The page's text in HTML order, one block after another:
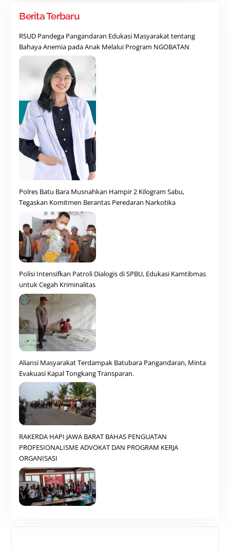
Berita Terbaru
RSUD Pandega Pangandaran Edukasi Masyarakat tentang
Bahaya Anemia pada Anak Melalui Program NGOBATAN
Polres Batu Bara Musnahkan Hampir 2 Kilogram Sabu,
Tegaskan Komitmen Berantas Peredaran Narkotika
Polisi Intensifkan Patroli Dialogis di SPBU, Edukasi Kamtibmas
untuk Cegah Kriminalitas
Aliansi Masyarakat Terdampak Batubara Pangandaran, Minta
Evakuasi Kapal Tongkang Transparan.
RAKERDA HAPI JAWA BARAT BAHAS PENGUATAN
PROFESIONALISME ADVOKAT DAN PROGRAM KERJA
ORGANISASI